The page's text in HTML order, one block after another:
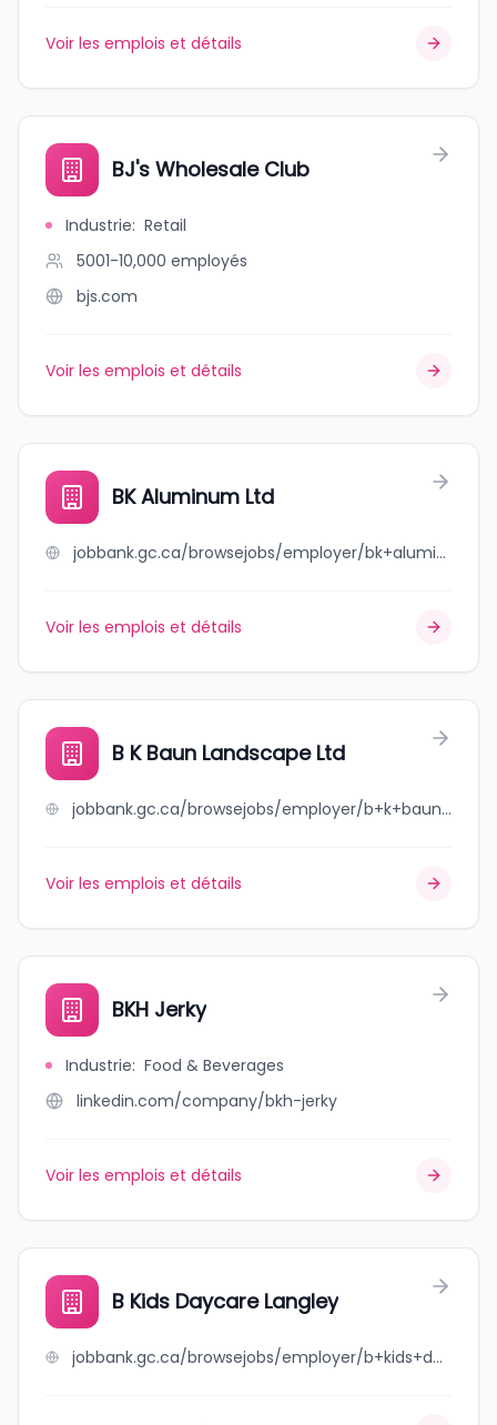
Voir les emplois et détails
BJ's Wholesale Club
Industrie: Retail
5001-10,000 employés
bjs.com
Voir les emplois et détails
BK Aluminum Ltd
jobbank.gc.ca/browsejobs/employer/bk+aluminum+ltd/ca
Voir les emplois et détails
B K Baun Landscape Ltd
jobbank.gc.ca/browsejobs/employer/b+k+baun+landscape+ltd/ca
Voir les emplois et détails
BKH Jerky
Industrie: Food & Beverages
linkedin.com/company/bkh-jerky
Voir les emplois et détails
B Kids Daycare Langley
jobbank.gc.ca/browsejobs/employer/b+kids+daycare+langley/ca